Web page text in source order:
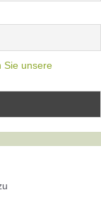
Sie unsere